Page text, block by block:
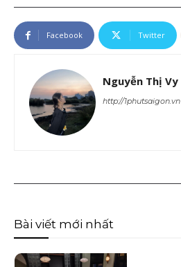
Facebook Twitter
Nguyễn Thị Vy
http://1phutsaigon.vn
Bài viết mới nhất